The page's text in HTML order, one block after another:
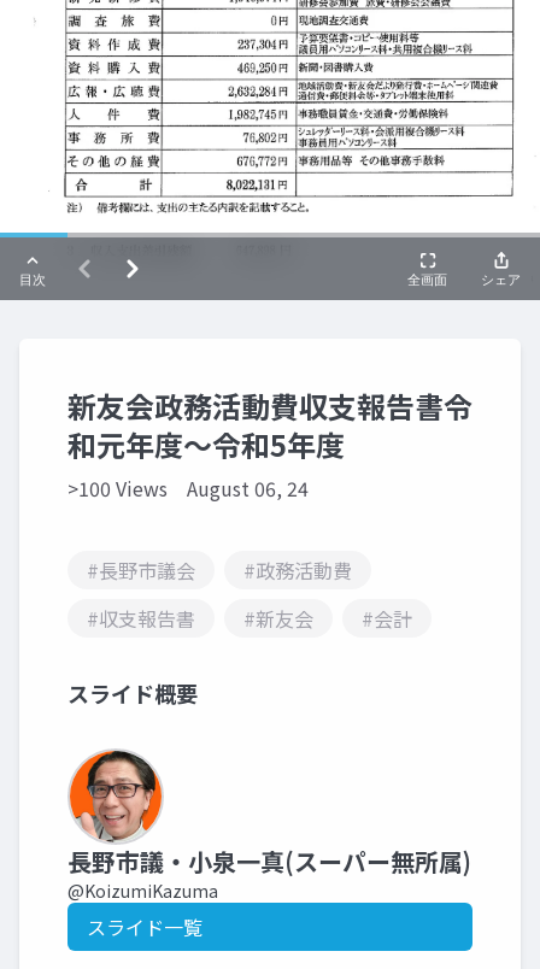
新友会政務活動費収支報告書令
和元年度～令和5年度
>100 Views August 06, 24
#長野市議会
#政務活動費
#収支報告書
#新友会 #会計
スライド概要
長野市議・小泉一真(スーパー無所属)
@KoizumiKazuma
スライド一覧